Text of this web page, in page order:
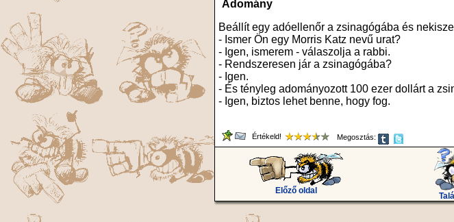
Adomány
Beállít egy adóellenőr a zsinagógába és
- Ismer Ön egy Morris Katz nevű urat?
- Igen, ismerem - válaszolja a rabbi.
- Rendszeresen jár a zsinagógába?
- Igen.
- És tényleg adományozott 100 ezer dollárt a
- Igen, biztos lehet benne, hogy fog.
Értékeld! Megosztás:
Előző oldal